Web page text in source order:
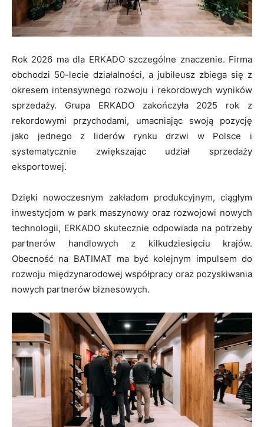
Rok 2026 ma dla ERKADO szczególne znaczenie. Firma
obchodzi 50-lecie działalności, a jubileusz zbiega się z
okresem intensywnego rozwoju i rekordowych wyników
sprzedaży. Grupa ERKADO zakończyła 2025 rok z
rekordowymi przychodami, umacniając swoją pozycję
jako jednego z liderów rynku drzwi w Polsce i
systematycznie zwiększając udział sprzedaży
eksportowej.
Dzięki nowoczesnym zakładom produkcyjnym, ciągłym
inwestycjom w park maszynowy oraz rozwojowi nowych
technologii, ERKADO skutecznie odpowiada na potrzeby
partnerów handlowych z kilkudziesięciu krajów.
Obecność na BATIMAT ma być kolejnym impulsem do
rozwoju międzynarodowej współpracy oraz pozyskiwania
nowych partnerów biznesowych.